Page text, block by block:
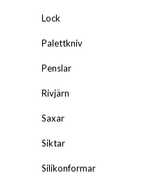
Lock
Palettkniv
Penslar
Rivjärn
Saxar
Siktar
Silikonformar